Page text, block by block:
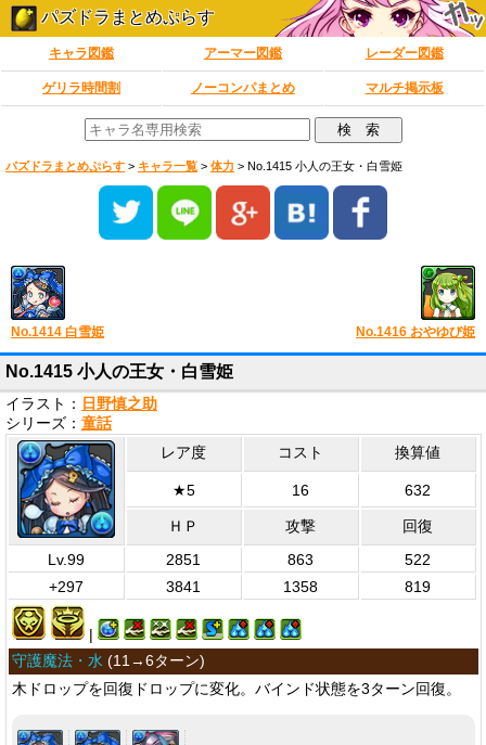
パズドラまとめぷらす
キャラ図鑑 アーマー図鑑 レーダー図鑑
ゲリラ時間割 ノーコンパまとめ マルチ掲示板
パズドラまとめぷらす > キャラ一覧 > 体力 > No.1415 小人の王女・白雪姫
No.1414 白雪姫 No.1416 おやゆび姫
No.1415 小人の王女・白雪姫
イラスト： 日野慎之助
シリーズ： 童話
レア度 コスト 換算値
★5 16 632
ＨＰ 攻撃
回復
Lv.99
2851 863
522
+297
3841 1358 819
|
守護魔法・水 (11→6ターン)
木ドロップを回復ドロップに変化。バインド状態を3ターン回復。